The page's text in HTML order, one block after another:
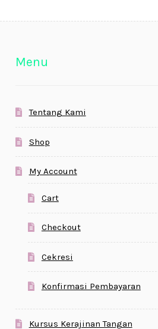
Menu
Tentang Kami
Shop
My Account
Cart
Checkout
Cekresi
Konfirmasi Pembayaran
Kursus Kerajinan Tangan